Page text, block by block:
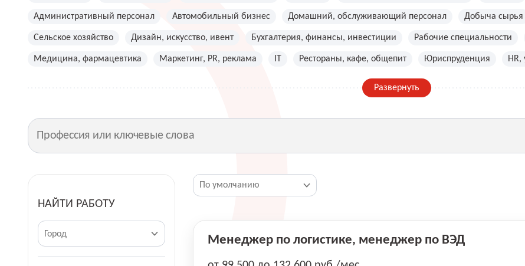
Административный персонал Автомобильный бизнес Домашний, обслуживающий персонал Добыча сырья
Сельское хозяйство Дизайн, искусство, ивент Бухгалтерия, финансы, инвестиции Рабочие специальности
Медицина, фармацевтика Маркетинг, PR, реклама Рестораны, кафе, общепит Юриспруденция
Развернуть
НАЙТИ РАБОТУ
Город Менеджер по логистике, менеджер по ВЭД